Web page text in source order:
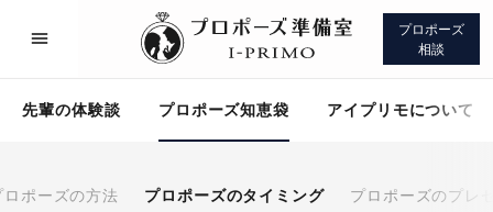
プロポーズ
相談
先輩の体験談 プロポーズ知恵袋 アイプリモについて
ロポーズの方法 プロポーズのタイミング プロポーズのプレ
プロポーズサポート 先輩の体験談